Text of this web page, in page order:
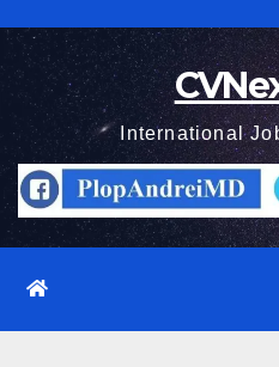
International